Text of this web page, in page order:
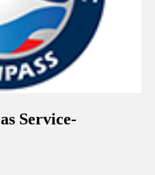
Service-